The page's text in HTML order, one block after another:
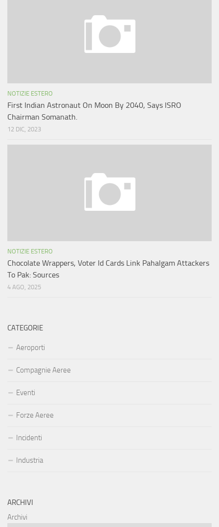
NOTIZIE ESTERO
First Indian Astronaut On Moon By 2040, Says ISRO
Chairman Somanath.
12 DIC, 2023
NOTIZIE ESTERO
Chocolate Wrappers, Voter Id Cards Link Pahalgam Attackers
To Pak: Sources
4 AGO, 2025
CATEGORIE
Aeroporti
Compagnie Aeree
Eventi
Forze Aeree
Incidenti
Industria
ARCHIVI
Archivi